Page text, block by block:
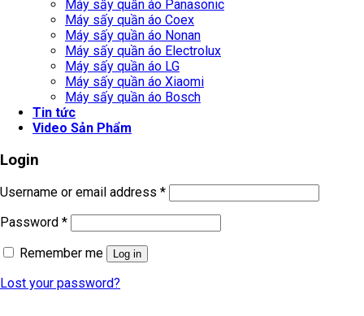
Máy sấy quần áo Panasonic
Máy sấy quần áo Coex
Máy sấy quần áo Nonan
Máy sấy quần áo Electrolux
Máy sấy quần áo LG
Máy sấy quần áo Xiaomi
Máy sấy quần áo Bosch
Tin tức
Video Sản Phẩm
Login
Username or email address *
Password *
Remember me
Log in
Lost your password?